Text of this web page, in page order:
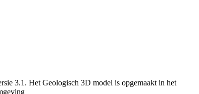
3.1. Het Geologisch 3D model is opgemaakt in het